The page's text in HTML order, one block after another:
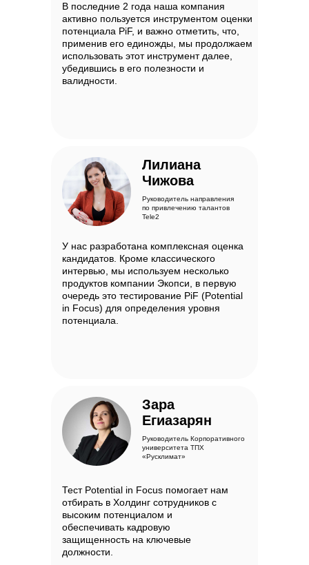
В последние 2 года наша компания
активно пользуется инструментом оценки
потенциала PiF, и важно отметить, что,
применив его единожды, мы продолжаем
использовать этот инструмент далее,
убедившись в его полезности и
валидности.
У нас разработана комплексная оценка
кандидатов. Кроме классического
интервью, мы используем несколько
продуктов компании Экопси, в первую
очередь это тестирование PiF (Potential
in Focus) для определения уровня
потенциала.
Лилиана
Чижова
Руководитель направления
по привлечению талантов
Tele2
Тест Potential in Focus помогает нам
отбирать в Холдинг сотрудников с
высоким потенциалом и
обеспечивать кадровую
защищенность на ключевые
должности.
Зара
Егиазарян
Руководитель Корпоративного
университета ТПХ
«Русклимат»